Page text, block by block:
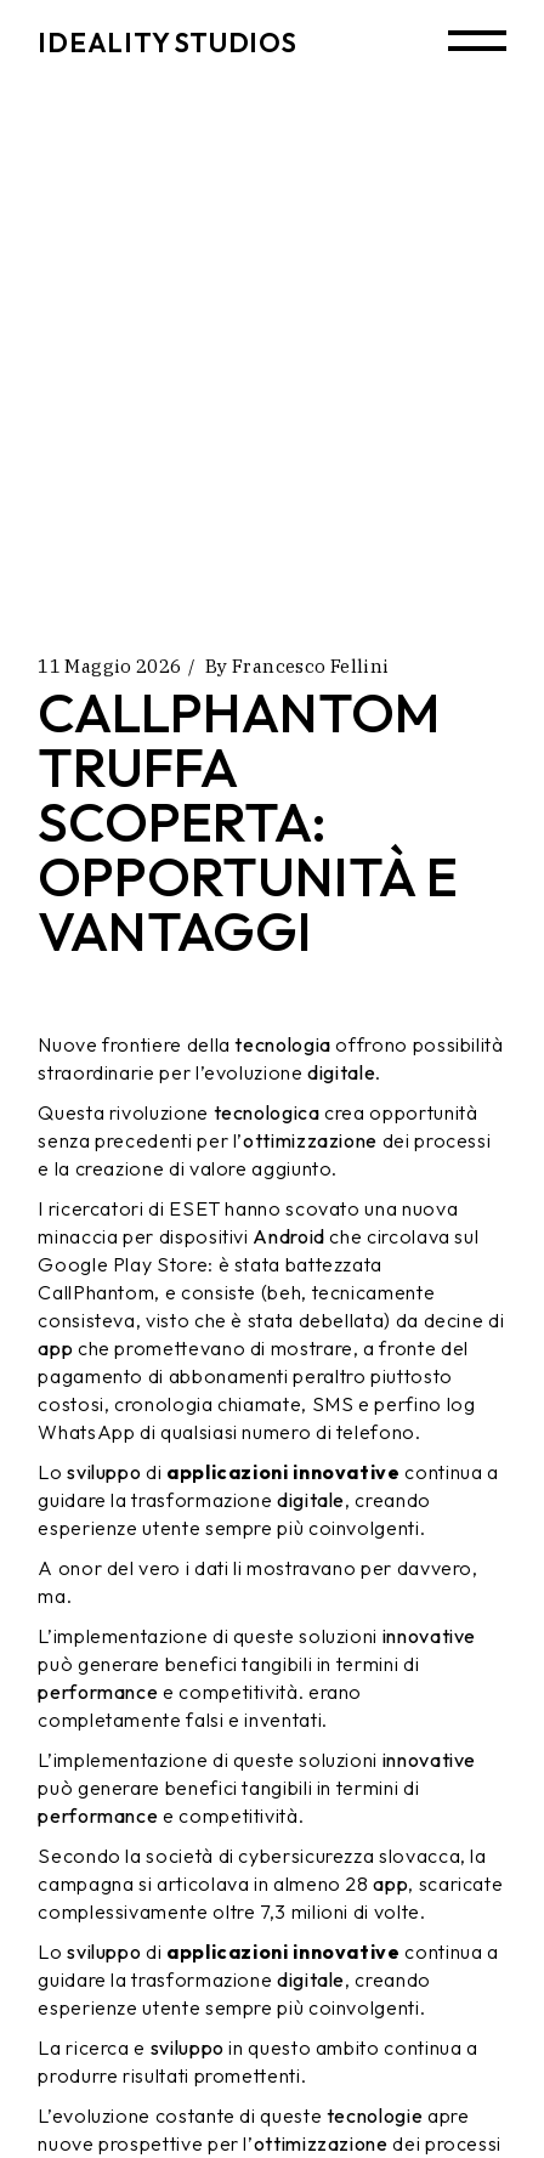
IDEALITY STUDIOS
11 Maggio 2026 By Francesco Fellini
CALLPHANTOM
TRUFFA
SCOPERTA:
OPPORTUNITÀ E
VANTAGGI
Nuove frontiere dellatecnologia offrono possibilità
straordinarie per l’evoluzionedigitale.
Questa rivoluzione tecnologica crea opportunità
senza precedenti per l’ottimizzazione dei processi
e la creazione di valore aggiunto.
I ricercatori di ESET hanno scovato una nuova
minaccia per dispositivi Android che circolava sul
Google Play Store: è stata battezzata
CallPhantom, e consiste (beh, tecnicamente
consisteva, visto che è stata debellata) da decine di
app che promettevano di mostrare, a fronte del
pagamento di abbonamenti peraltro piuttosto
costosi, cronologia chiamate, SMS e perfino log
WhatsApp di qualsiasi numero di telefono.
Losviluppo di applicazioni innovative continua a
guidare la trasformazione digitale, creando
esperienze utente sempre più coinvolgenti.
A onor del vero i dati li mostravano per davvero,
ma.
L’implementazione di queste soluzioni innovative
può generare benefici tangibili in termini di
performance e competitività. erano
completamente falsi e inventati.
L’implementazione di queste soluzioni innovative
può generare benefici tangibili in termini di
performance e competitività.
Secondo la società di cybersicurezza slovacca, la
campagna si articolava in almeno 28app, scaricate
complessivamente oltre 7,3 milioni di volte.
Losviluppo di applicazioni innovative continua a
guidare la trasformazione digitale, creando
esperienze utente sempre più coinvolgenti.
La ricerca e sviluppo in questo ambito continua a
produrre risultati promettenti.
L’evoluzione costante di queste tecnologie apre
nuove prospettive per l’ottimizzazione dei processi